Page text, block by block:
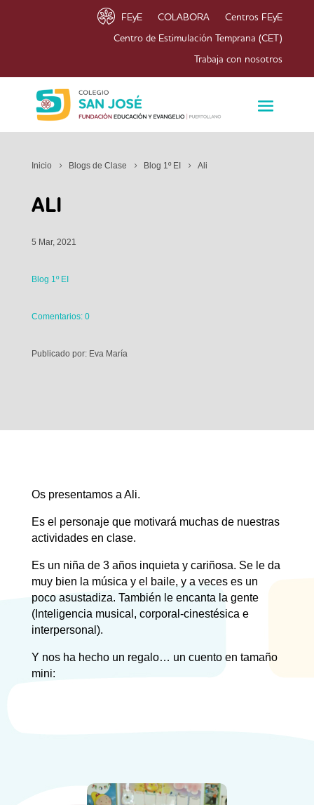
FEyE COLABORA Centros FEyE
Centro de Estimulación Temprana (CET)
Trabaja con nosotros
Inicio Blogs de Clase Blog 1º EI Ali
ALI
5 Mar, 2021
Blog 1º EI
Comentarios: 0
Publicado por: Eva María
Os presentamos a Ali.
Es el personaje que motivará muchas de nuestras
actividades en clase.
Es un niña de 3 años inquieta y cariñosa. Se le da
muy bien la música y el baile, y a veces es un
poco asustadiza. También le encanta la gente
(Inteligencia musical, corporal-cinestésica e
interpersonal).
Y nos ha hecho un regalo… un cuento en tamaño
mini: